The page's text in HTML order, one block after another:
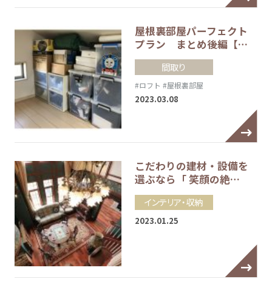
屋根裏部屋パーフェクト
プラン まとめ後編【…
間取り
#ロフト #屋根裏部屋
2023.03.08
こだわりの建材・設備を
選ぶなら「 笑顔の絶…
インテリア・収納
2023.01.25